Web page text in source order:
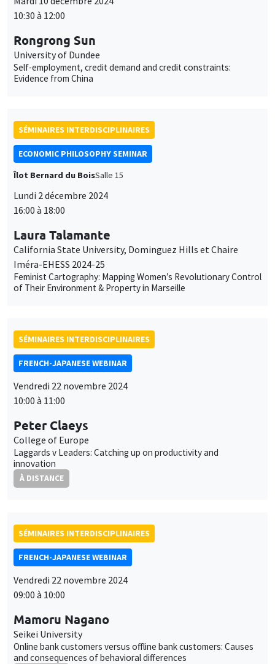
10:30 à 12:00
Rongrong Sun
University of Dundee
Self-employment, credit demand and credit constraints:
Evidence from China
SÉMINAIRES INTERDISCIPLINAIRES
ECONOMIC PHILOSOPHY SEMINAR
Îlot Bernard du BoisSalle 15
Lundi 2 décembre 2024
16:00 à 18:00
Laura Talamante
California State University, Dominguez Hills et Chaire
Iméra-EHESS 2024-25
Feminist Cartography: Mapping Women’s Revolutionary Control
of Their Environment & Property in Marseille
SÉMINAIRES INTERDISCIPLINAIRES
FRENCH-JAPANESE WEBINAR
Vendredi 22 novembre 2024
10:00 à 11:00
Peter Claeys
College of Europe
Laggards v Leaders: Catching up on productivity and
innovation
À DISTANCE
SÉMINAIRES INTERDISCIPLINAIRES
FRENCH-JAPANESE WEBINAR
Vendredi 22 novembre 2024
09:00 à 10:00
Mamoru Nagano
Seikei University
Online bank customers versus offline bank customers: Causes
and consequences of behavioral differences